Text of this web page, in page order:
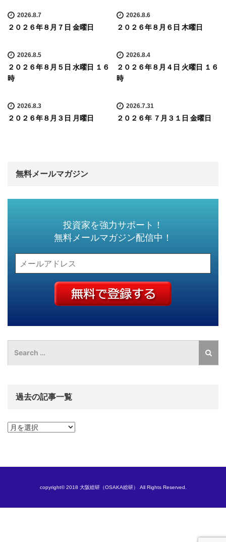
2026.8.7
２０２６年８月７日 金曜日
2026.8.6
２０２６年８月６日 木曜日
2026.8.5
２０２６年８月５日 水曜日 １６
時
2026.8.4
２０２６年８月４日 火曜日 １６
時
2026.8.3
２０２６年８月３日 月曜日
2026.7.31
２０２６年 ７月３１日 金曜日
無料メールマガジン
投資家を強力サポート！
無料メールマガジン配信中！
過去の記事一覧
過
事
copyright© 2018 大阪総研（OSAKA総研） All Rights Reserved.